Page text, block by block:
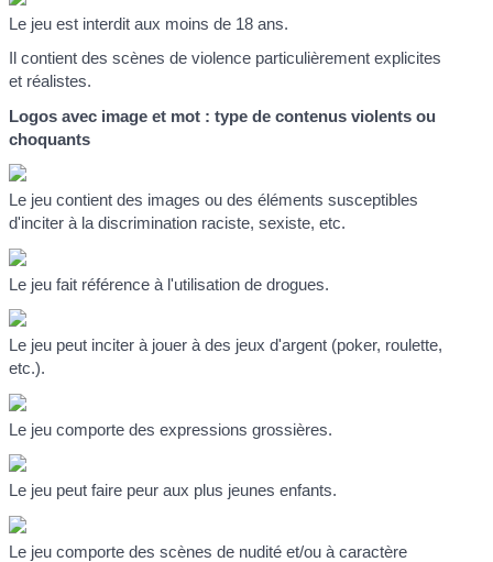
Le jeu est interdit aux moins de 18 ans.
Il contient des scènes de violence particulièrement explicites
et réalistes.
Logos avec image et mot : type de contenus violents ou
choquants
Le jeu contient des images ou des éléments susceptibles
d'inciter à la discrimination raciste, sexiste, etc.
Le jeu fait référence à l'utilisation de drogues.
Le jeu peut inciter à jouer à des jeux d'argent (poker, roulette,
etc.).
Le jeu comporte des expressions grossières.
Le jeu peut faire peur aux plus jeunes enfants.
Le jeu comporte des scènes de nudité et/ou à caractère